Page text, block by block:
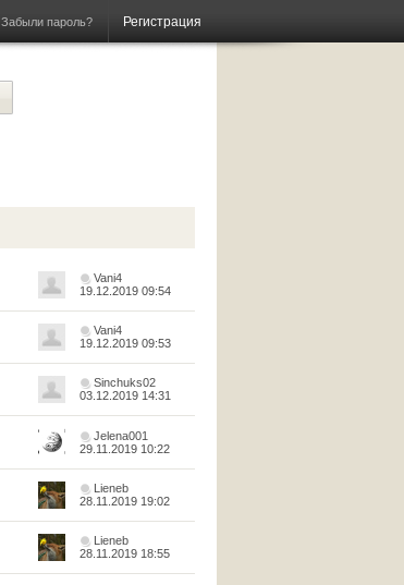
Забыли пароль? Регистрация
Vani4
19.12.2019 09:54
Vani4
19.12.2019 09:53
Sinchuks02
03.12.2019 14:31
Jelena001
29.11.2019 10:22
Lieneb
28.11.2019 19:02
Lieneb
28.11.2019 18:55